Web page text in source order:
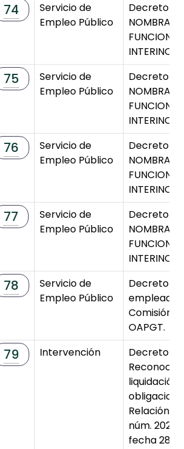
74
Servicio de
Empleo Público
Decreto de
75
Servicio de
Empleo Público
Decreto de
76
Servicio de
Empleo Público
Decreto de
77
Servicio de
Empleo Público
Decreto de
78
Servicio de
Empleo Público
Decreto
empleada
Comisión
OAPGT.
79 Intervención
Decreto
liquidación
Relación
núm.
fecha 28/